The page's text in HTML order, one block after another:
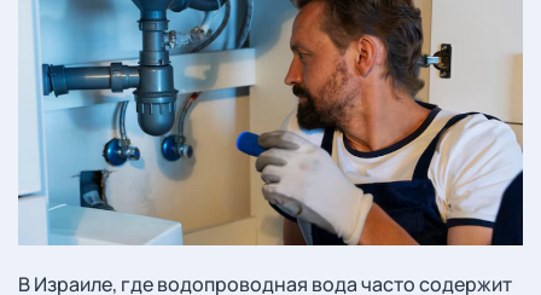
В Израиле, где водопроводная вода часто содержит